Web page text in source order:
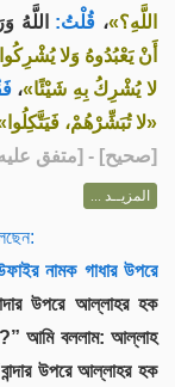
اللَّهِ؟»، قُلْتُ: اللَّهُ
أَنْ يَعْبُدُوهُ وَلا
لا يُشْرِكُ بِهِ شَيْئًا»،
«لا تُبَشِّرْهُمْ،
[صحيح] - [متفق عليه]
المزيــد ...
নামক গাধার উপরে
উপরে আল্লাহর হক
আমি বললাম: আল্লাহ
উপরে আল্লাহর হক